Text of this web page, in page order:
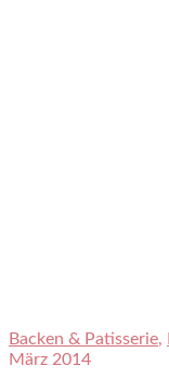
Backen & Patisserie,
März 2014